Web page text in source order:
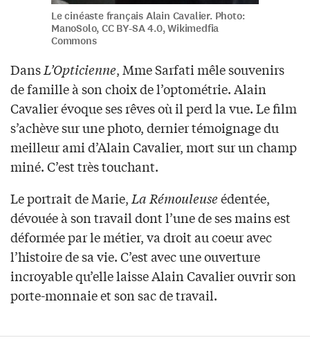
Le cinéaste français Alain Cavalier. Photo:
ManoSolo, CC BY-SA 4.0, Wikimedfia
Commons
DansL’Opticienne, Mme Sarfati mêle souvenirs
de famille à son choix de l’optométrie. Alain
Cavalier évoque ses rêves où il perd la vue. Le film
s’achève sur une photo, dernier témoignage du
meilleur ami d’Alain Cavalier, mort sur un champ
miné. C’est très touchant.
Le portrait de Marie, La Rémouleuseédentée,
dévouée à son travail dont l’une de ses mains est
déformée par le métier, va droit au coeur avec
l’histoire de sa vie. C’est avec une ouverture
incroyable qu’elle laisse Alain Cavalier ouvrir son
porte-monnaie et son sac de travail.